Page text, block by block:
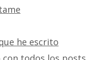
he escrito